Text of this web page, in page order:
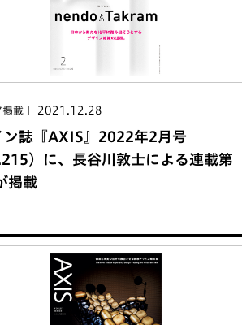
掲載 2021.12.28
ン誌『AXIS』2022年2月号
）に、長谷川敦士による連載第
掲載